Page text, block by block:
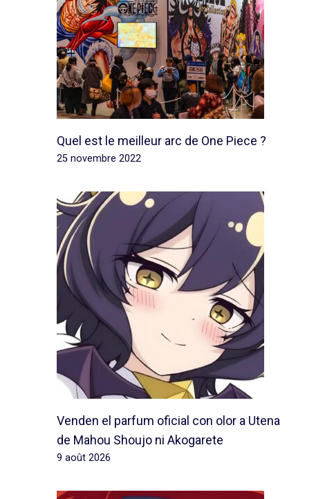
Quel est le meilleur arc de One Piece ?
25 novembre 2022
Venden el parfum oficial con olor a Utena
de Mahou Shoujo ni Akogarete
9 août 2026